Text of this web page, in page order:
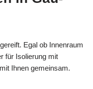
Egal ob Innenraum
für Isolierung mit
Ihnen gemeinsam.